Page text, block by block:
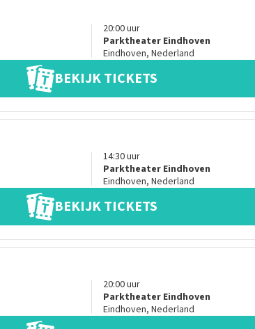
20:00uur
Parktheater Eindhoven
Eindhoven, Nederland
BEKIJK TICKETS
14:30uur
Parktheater Eindhoven
Eindhoven, Nederland
BEKIJK TICKETS
20:00uur
Parktheater Eindhoven
Eindhoven, Nederland